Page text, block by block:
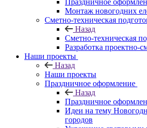
Праздничное
Монтаж новогодних
Сметно-техническая
Назад
Сметно-техническая
Разработка проектно-
Наши проекты
Назад
Наши проекты
Праздничное оформление
Назад
Праздничное
Идеи на тему
городов